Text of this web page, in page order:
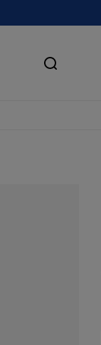
Keresés